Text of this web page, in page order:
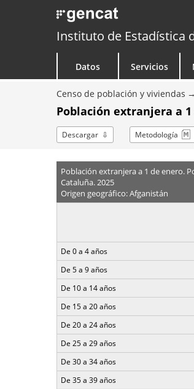
Instituto de Estadística
Datos Servicios
Censo de población y viviendas
Población extranjera a
Descargar Metodología
Población extranjera a 1 de enero.
Cataluña. 2025
Origen geográfico: Afganistán
De 0 a 4 años
De 5 a 9 años
De 10 a 14 años
De 15 a 20 años
De 20 a 24 años
De 25 a 29 años
De 30 a 34 años
De 35 a 39 años